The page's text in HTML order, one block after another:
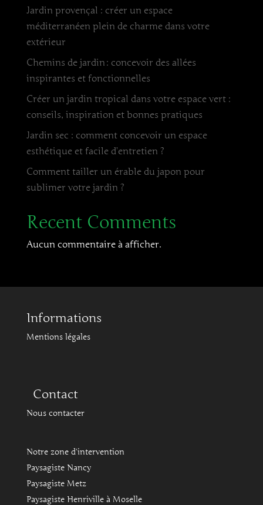
Jardin provençal : créer un espace
méditerranéen plein de charme dans votre
extérieur
Chemins de jardin : concevoir des allées
inspirantes et fonctionnelles
Créer un jardin tropical dans votre espace vert :
conseils, inspiration et bonnes pratiques
Jardin sec : comment concevoir un espace
esthétique et facile d’entretien ?
Comment tailler un érable du japon pour
sublimer votre jardin ?
Recent Comments
Aucun commentaire à afficher.
Informations
Mentions légales
Contact
Nous contacter
Notre zone d'intervention
Paysagiste Nancy
Paysagiste Metz
Paysagiste Henriville à Moselle